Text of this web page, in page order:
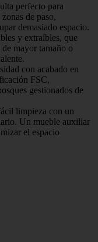
perfecto para
de paso,
demasiado espacio.
y extraíbles, que
mayor tamaño o
con acabado en
FSC,
gestionados de
limpieza con un
Un mueble auxiliar
el espacio